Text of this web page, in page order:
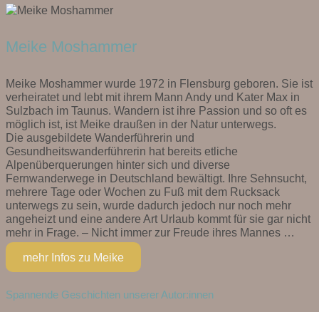
Meike Moshammer
Meike Moshammer wurde 1972 in Flensburg geboren. Sie ist
verheiratet und lebt mit ihrem Mann Andy und Kater Max in
Sulzbach im Taunus. Wandern ist ihre Passion und so oft es
möglich ist, ist Meike draußen in der Natur unterwegs.
Die ausgebildete Wanderführerin und
Gesundheitswanderführerin hat bereits etliche
Alpenüberquerungen hinter sich und diverse
Fernwanderwege in Deutschland bewältigt. Ihre Sehnsucht,
mehrere Tage oder Wochen zu Fuß mit dem Rucksack
unterwegs zu sein, wurde dadurch jedoch nur noch mehr
angeheizt und eine andere Art Urlaub kommt für sie gar nicht
mehr in Frage. – Nicht immer zur Freude ihres Mannes …
mehr Infos zu Meike
Spannende Geschichten unserer Autor:innen